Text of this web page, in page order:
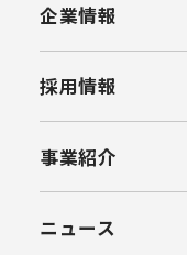
企業情報
採用情報
事業紹介
ニュース